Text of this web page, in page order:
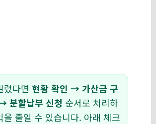
렸다면 현황 확인 → 가산금 구
분할납부 신청 순서로 처리하
을 줄일 수 있습니다. 아래 체크